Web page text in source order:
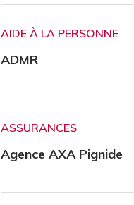
AIDE À LA PERSONNE
ADMR
ASSURANCES
Agence AXA Pignide